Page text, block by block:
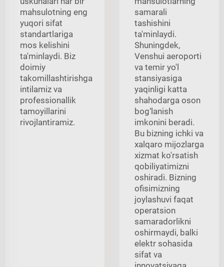
mahsulotning eng
yuqori sifat
standartlariga
mos kelishini
ta'minlaydi. Biz
doimiy
takomillashtirishga
intilamiz va
professionallik
tamoyillarini
rivojlantiramiz.
samarali
tashishini
ta'minlaydi.
Shuningdek,
Venshui aeroporti
va temir yo'l
stansiyasiga
yaqinligi katta
shahodarga oson
bog‘lanish
imkonini beradi.
Bu bizning ichki va
xalqaro mijozlarga
xizmat ko'rsatish
qobiliyatimizni
oshiradi. Bizning
ofisimizning
joylashuvi faqat
operatsion
samaradorlikni
oshirmaydi, balki
elektr sohasida
sifat va